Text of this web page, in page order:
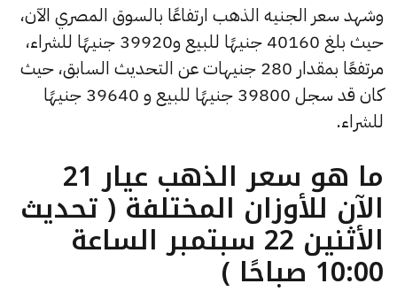
وشهد سعر الجنيه الذهب ارتفاعًا بالسوق المصري الآن،
حيث بلغ 40160 جنيهًا للبيع و39920 جنيهًا للشراء،
مرتفعًا بمقدار 280 جنيهات عن التحديث السابق، حيث
كان قد سجل 39800 جنيهًا للبيع و 39640 جنيهًا
للشراء.
ما هو سعر الذهب عيار 21
الآن للأوزان المختلفة ( تحديث
الأثنين 22 سبتمبر الساعة
10:00 صباحًا )